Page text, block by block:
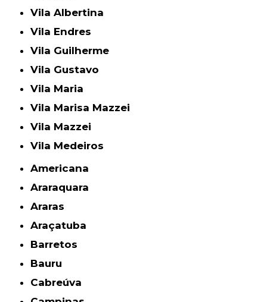
Vila Albertina
Vila Endres
Vila Guilherme
Vila Gustavo
Vila Maria
Vila Marisa Mazzei
Vila Mazzei
Vila Medeiros
Americana
Araraquara
Araras
Araçatuba
Barretos
Bauru
Cabreúva